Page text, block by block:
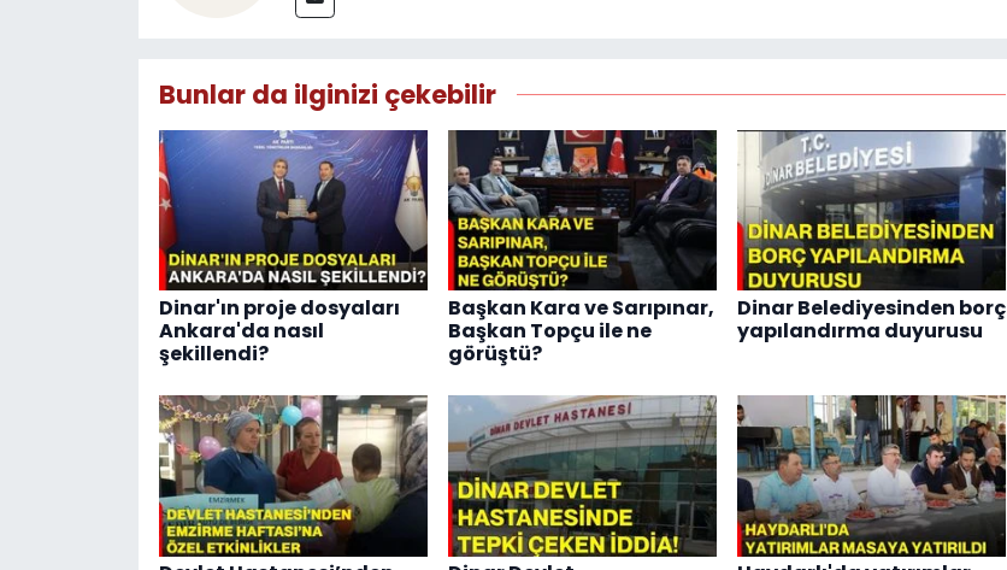
Bunlar da ilginizi çekebilir
Dinar'ın proje dosyaları
Ankara'da nasıl
şekillendi?
Başkan Kara ve Sarıpınar,
Başkan Topçu ile ne
görüştü?
Dinar Belediyesinden borç
yapılandırma duyurusu